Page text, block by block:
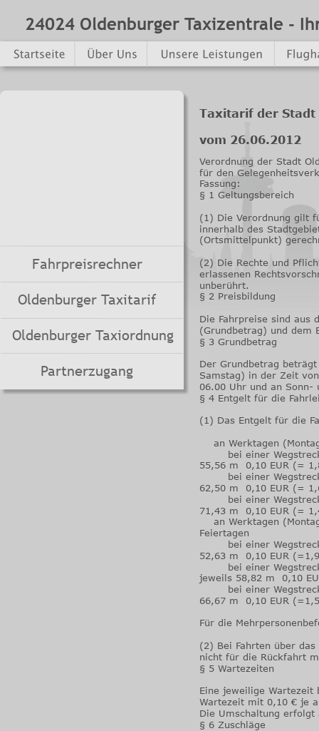
24024 Oldenburger Taxizentrale -
Fahrpreisrechner
Oldenburger Taxitarif
Oldenburger Taxiordnung
Partnerzugang
Taxitarif der Stadt
vom 26.06.2012
Verordnung der Stadt
für den
Fassung:
§ 1 Geltungsbereich
(1) Die Verordnung gilt
innerhalb des
(Ortsmittelpunkt)
(2) Die Rechte und
erlassenen
unberührt.
§ 2 Preisbildung
Die Fahrpreise sind aus
(Grundbetrag) und dem
§ 3 Grundbetrag
Der Grundbetrag
Samstag) in der Zeit
06.00 Uhr und an Sonn-
§ 4 Entgelt für die
(1) Das Entgelt für die
an Werktagen
bei einer Wegstrecke
55,56 m  0,10 EUR (=
bei einer Wegstrecke
62,50 m  0,10 EUR (=
bei einer Wegstrecke
71,43 m  0,10 EUR (=
an Werktagen
Feiertagen
bei einer Wegstrecke
52,63 m  0,10 EUR
bei einer Wegstrecke
jeweils 58,82 m  0,10
bei einer Wegstrecke
66,67 m  0,10 EUR
Für die
(2) Bei Fahrten über
nicht für die Rückfahrt
§ 5 Wartezeiten
Eine jeweilige
Wartezeit mit 0,10 € je
Die Umschaltung erfolgt
§ 6 Zuschläge